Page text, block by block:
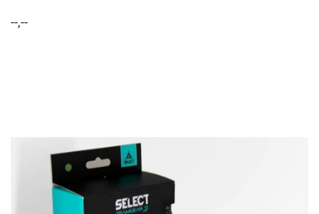
--,--